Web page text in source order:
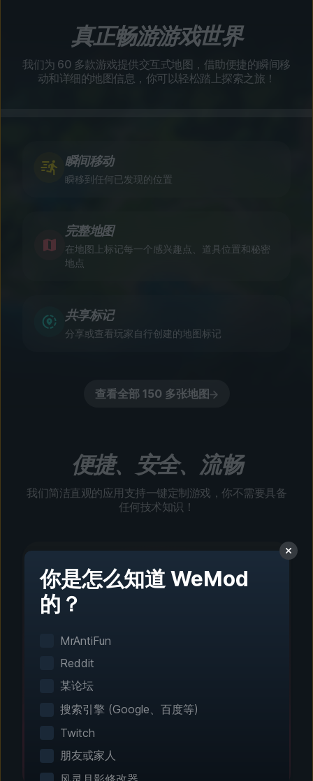
真正畅游游戏世界
我们为 60 多款游戏提供交互式地图，借助便捷的瞬间移
动和详细的地图信息，你可以轻松踏上探索之旅！
瞬间移动
瞬移到任何已发现的位置
完整地图
在地图上标记每一个感兴趣点、道具位置和秘密
地点
共享标记
分享或查看玩家自行创建的地图标记
查看全部 150 多张地图
便捷、安全、流畅
我们简洁直观的应用支持一键定制游戏，你不需要具备
任何技术知识！
智能游戏检测功能可自动识别你已安装的游戏。无
你是怎么知道 WeMod
的？
MrAntiFun
Reddit
某论坛
搜索引擎 (Google、百度等)
Twitch
朋友或家人